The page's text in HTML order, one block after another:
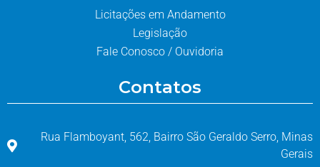
Licitações em Andamento
Legislação
Fale Conosco / Ouvidoria
Contatos
Rua Flamboyant, 562, Bairro São Geraldo Serro, Minas
Gerais